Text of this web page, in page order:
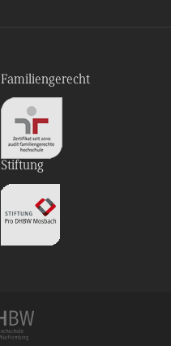
Familiengerecht
Stiftung